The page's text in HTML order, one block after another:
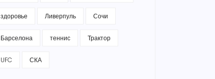
здоровье Ливерпуль Сочи
Барселона теннис Трактор
UFC СКА